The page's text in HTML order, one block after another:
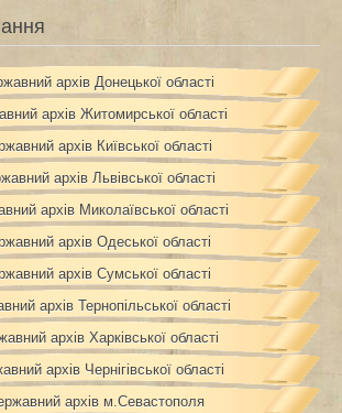
архів Донецької області
архів Житомирської області
архів Київської області
архів Львівської області
архів Миколаївської області
архів Одеської області
архів Сумської області
архів Тернопільської області
архів Харківської області
архів Чернігівської області
архів м.Севастополя